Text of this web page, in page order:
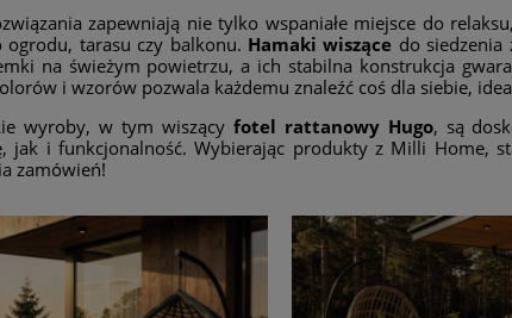
zapewniają nie tylko wspaniałe miejsce do
ogrodu, tarasu czy balkonu. Hamaki wiszące do siedzenia
na świeżym powietrzu, a ich stabilna konstrukcja
i wzorów pozwala każdemu znaleźć coś dla siebie,
wyroby, w tym wiszący fotel rattanowy Hugo, są
jak i funkcjonalność. Wybierając produkty z Milli Home,
zamówień!